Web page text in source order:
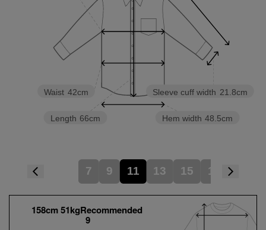
Hem width 48.5cm
Sleeve cuff width 21.8cm
Length 66cm
Waist 42cm
7 9 11 13 15 17
158cm 51kgRecommended
9